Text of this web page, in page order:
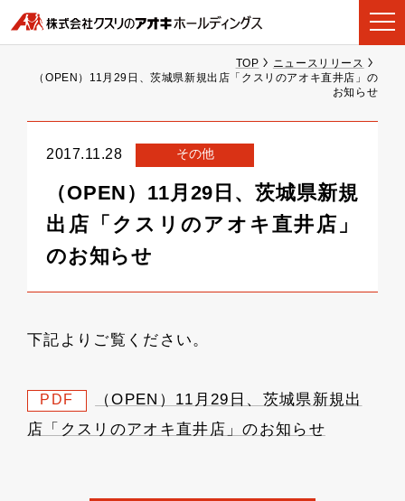
TOP
ニュースリリース
（OPEN）11月29日、茨城県新規出店「クスリのアオキ直井店」の
お知らせ
2017.11.28 その他
（OPEN）11月29日、茨城県新規
出店「クスリのアオキ直井店」
のお知らせ
下記よりご覧ください。
PDF
（OPEN）11月29日、茨城県新規出
店「クスリのアオキ直井店」のお知らせ